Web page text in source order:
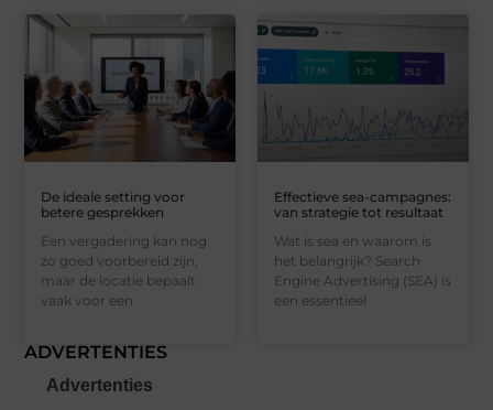
De ideale setting voor
betere gesprekken
Een vergadering kan nog
zo goed voorbereid zijn,
maar de locatie bepaalt
vaak voor een
Effectieve sea-campagnes:
van strategie tot resultaat
Wat is sea en waarom is
het belangrijk? Search
Engine Advertising (SEA) is
een essentieel
ADVERTENTIES
Advertenties